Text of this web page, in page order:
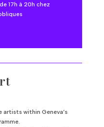
17h à 20h chez
artists within Geneva’s